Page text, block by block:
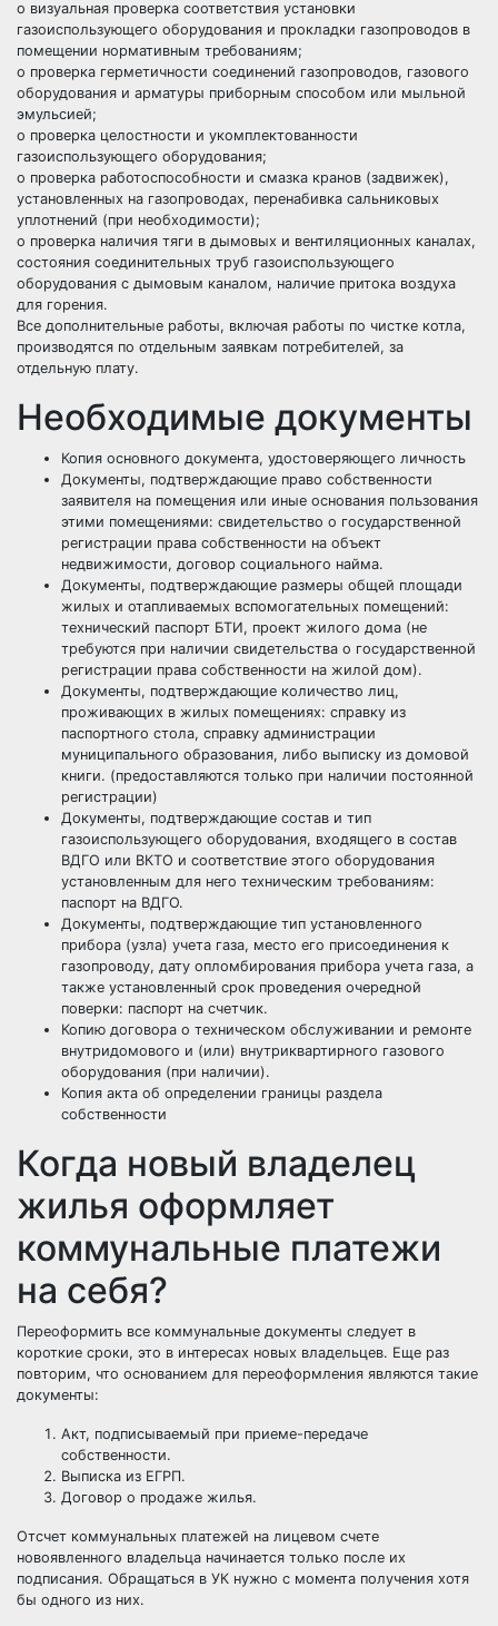
o визуальная проверка соответствия установки
газоиспользующего оборудования и прокладки газопроводов в
помещении нормативным требованиям;
o проверка герметичности соединений газопроводов, газового
оборудования и арматуры приборным способом или мыльной
эмульсией;
o проверка целостности и укомплектованности
газоиспользующего оборудования;
o проверка работоспособности и смазка кранов (задвижек),
установленных на газопроводах, перенабивка сальниковых
уплотнений (при необходимости);
o проверка наличия тяги в дымовых и вентиляционных каналах,
состояния соединительных труб газоиспользующего
оборудования с дымовым каналом, наличие притока воздуха
для горения.
Все дополнительные работы, включая работы по чистке котла,
производятся по отдельным заявкам потребителей, за
отдельную плату.
Необходимые документы
Копия основного документа, удостоверяющего личность
Документы, подтверждающие право собственности
заявителя на помещения или иные основания пользования
этими помещениями: свидетельство о государственной
регистрации права собственности на объект
недвижимости, договор социального найма.
Документы, подтверждающие размеры общей площади
жилых и отапливаемых вспомогательных помещений:
технический паспорт БТИ, проект жилого дома (не
требуются при наличии свидетельства о государственной
регистрации права собственности на жилой дом).
Документы, подтверждающие количество лиц,
проживающих в жилых помещениях: справку из
паспортного стола, справку администрации
муниципального образования, либо выписку из домовой
книги. (предоставляются только при наличии постоянной
регистрации)
Документы, подтверждающие состав и тип
газоиспользующего оборудования, входящего в состав
ВДГО или ВКТО и соответствие этого оборудования
установленным для него техническим требованиям:
паспорт на ВДГО.
Документы, подтверждающие тип установленного
прибора (узла) учета газа, место его присоединения к
газопроводу, дату опломбирования прибора учета газа, а
также установленный срок проведения очередной
поверки: паспорт на счетчик.
Копию договора о техническом обслуживании и ремонте
внутридомового и (или) внутриквартирного газового
оборудования (при наличии).
Копия акта об определении границы раздела
собственности
Когда новый владелец
жилья оформляет
коммунальные платежи
на себя?
Переоформить все коммунальные документы следует в
короткие сроки, это в интересах новых владельцев. Еще раз
повторим, что основанием для переоформления являются такие
документы:
Акт, подписываемый при приеме-передаче
собственности.
Выписка из ЕГРП.
Договор о продаже жилья.
Отсчет коммунальных платежей на лицевом счете
новоявленного владельца начинается только после их
подписания. Обращаться в УК нужно с момента получения хотя
бы одного из них.